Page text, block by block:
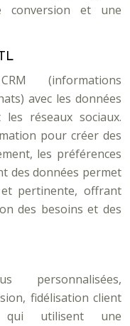
conversion et une
(informations
avec les données
réseaux sociaux.
pour créer des
les préférences
des données permet
pertinente, offrant
des besoins et des
personnalisées,
fidélisation client
qui utilisent une